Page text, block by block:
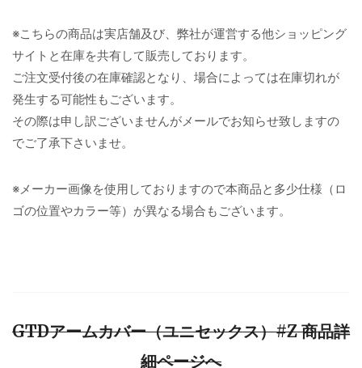
※こちらの商品は実店舗及び、弊社が運営する他ショッピング
サイトと在庫を共有して販売しております。
ご注文受付後の在庫確認となり、場合によっては在庫切れが
発生する可能性もございます。
その際は申し訳ございませんがメールでお知らせ致しますの
でご了承下さいませ。
※メーカー画像を使用しておりますので本商品と多少仕様（ロ
ゴの位置やカラー等）が異なる場合もございます。
GTDアームカバー（ユニセックス）#Z 商品詳
細ページへ